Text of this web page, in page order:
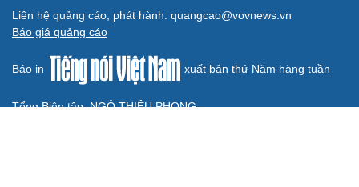
người không có hộ khẩu
giam khủng bố